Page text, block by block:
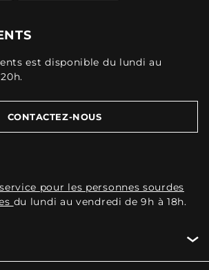
est disponible du lundi au
CONTACTEZ-NOUS
pour les personnes sourdes
du lundi au vendredi de 9h à 18h.